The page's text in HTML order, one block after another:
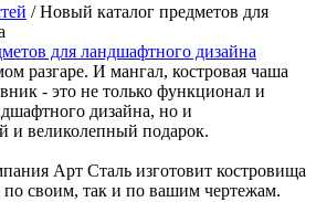
/Новый каталог предметов для
разгаре. И мангал, костровая чаша
- это не только функционал и
дизайна, но и
великолепный подарок.
Арт Сталь изготовит костровища
своим, так и по вашим чертежам.